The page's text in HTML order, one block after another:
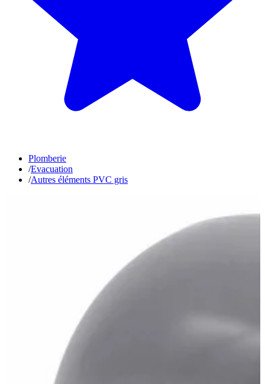
Plomberie
/Evacuation
/Autres éléments PVC gris